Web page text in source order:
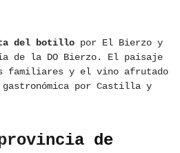
del botillo por El Bierzo y
de la DO Bierzo. El paisaje
familiares y el vino afrutado
gastronómica por Castilla y
de